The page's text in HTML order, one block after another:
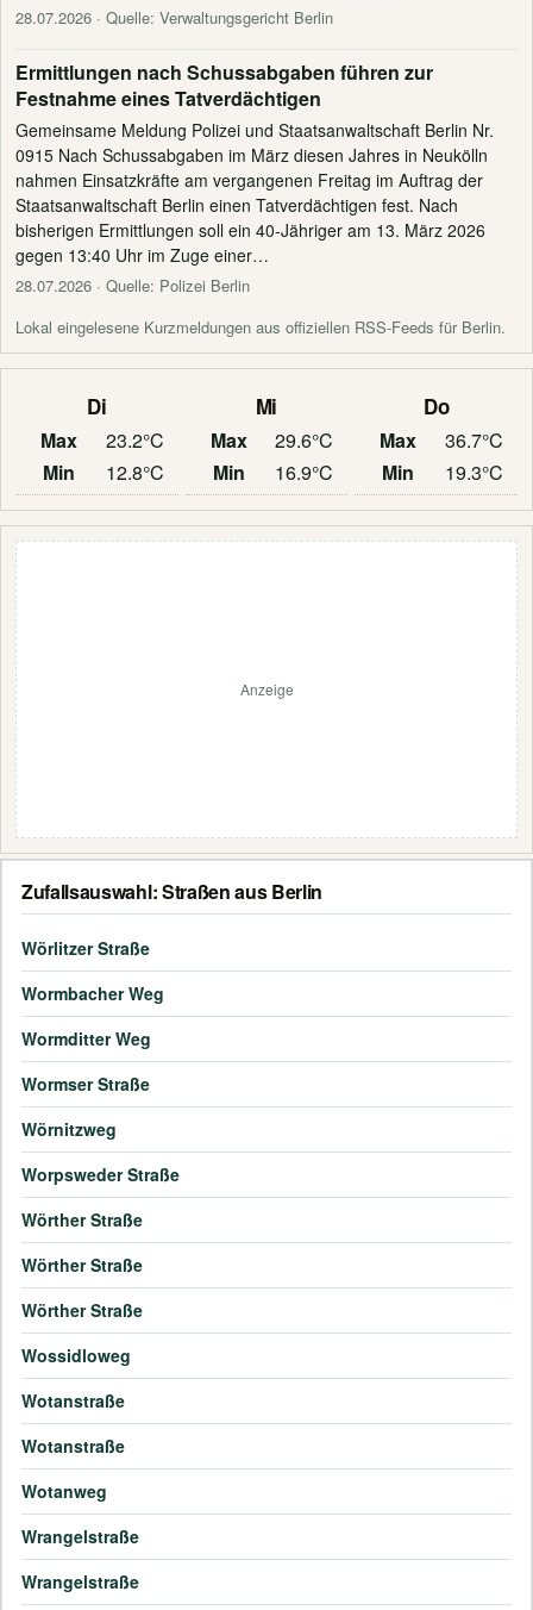
28.07.2026 · Quelle: Verwaltungsgericht Berlin
Ermittlungen nach Schussabgaben führen zur
Festnahme eines Tatverdächtigen
Gemeinsame Meldung Polizei und Staatsanwaltschaft Berlin Nr.
0915 Nach Schussabgaben im März diesen Jahres in Neukölln
nahmen Einsatzkräfte am vergangenen Freitag im Auftrag der
Staatsanwaltschaft Berlin einen Tatverdächtigen fest. Nach
bisherigen Ermittlungen soll ein 40-Jähriger am 13. März 2026
gegen 13:40 Uhr im Zuge einer…
28.07.2026 · Quelle: Polizei Berlin
Lokal eingelesene Kurzmeldungen aus offiziellen RSS-Feeds für Berlin.
Di
Max
23.2°C
Min
12.8°C
Mi
Max
29.6°C
Min
16.9°C
Do
Max
36.7°C
Min
19.3°C
Anzeige
Zufallsauswahl: Straßen aus Berlin
Wörlitzer Straße
Wormbacher Weg
Wormditter Weg
Wormser Straße
Wörnitzweg
Worpsweder Straße
Wörther Straße
Wörther Straße
Wörther Straße
Wossidloweg
Wotanstraße
Wotanstraße
Wotanweg
Wrangelstraße
Wrangelstraße